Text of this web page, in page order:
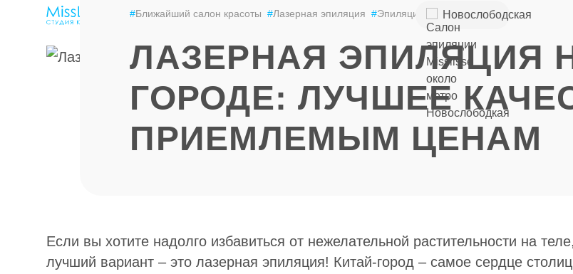
ЭПИЛЯЦИЯ LPG-МАССАЖ ЦЕНЫ Новослободская+7 (926)
#Ближайший салон красоты #Лазерная эпиляция #Эпиляция
ЛАЗЕРНАЯ ЭПИЛЯЦИЯ
ГОРОДЕ: ЛУЧШЕЕ
ПРИЕМЛЕМЫМ ЦЕНАМ
Если вы хотите надолго избавиться от нежелательной растительности на теле,
лучший вариант – это лазерная эпиляция! Китай-город – самое сердце